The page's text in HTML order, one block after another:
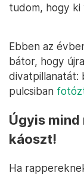
tudom, hogy ki
Ebben az
bátor, hogy
divatpillanatát:
pulcsiban
Úgyis
káoszt!
Ha